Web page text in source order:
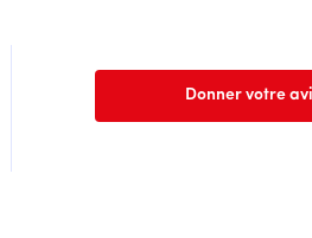
Donner votre